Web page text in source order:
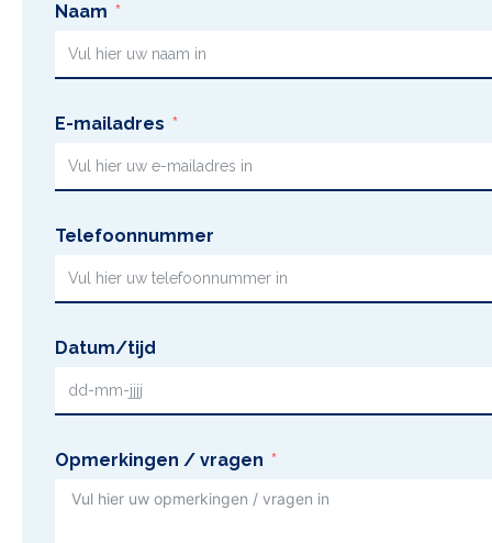
Naam
E-mailadres
Telefoonnummer
Datum/tijd
Opmerkingen / vragen